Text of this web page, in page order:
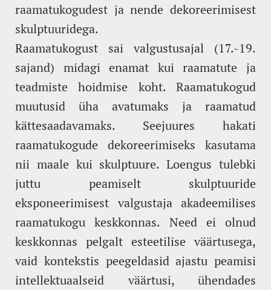
raamatukogudest ja nende dekoreerimisest
skulptuuridega.
Raamatukogust sai valgustusajal (17.-19.
sajand) midagi enamat kui raamatute ja
teadmiste hoidmise koht. Raamatukogud
muutusid üha avatumaks ja raamatud
kättesaadavamaks. Seejuures hakati
raamatukogude dekoreerimiseks kasutama
nii maale kui skulptuure. Loengus tulebki
juttu peamiselt skulptuuride
eksponeerimisest valgustaja akadeemilises
raamatukogu keskkonnas. Need ei olnud
keskkonnas pelgalt esteetilise väärtusega,
vaid kontekstis peegeldasid ajastu peamisi
intellektuaalseid väärtusi, ühendades